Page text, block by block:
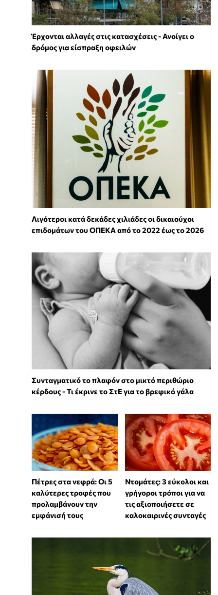
Έρχονται αλλαγές στις κατασχέσεις - Ανοίγει ο
δρόμος για είσπραξη οφειλών
Λιγότεροι κατά δεκάδες χιλιάδες οι δικαιούχοι
επιδομάτων του ΟΠΕΚΑ από το 2022 έως το 2026
Συνταγματικό το πλαφόν στο μικτό περιθώριο
κέρδους - Τι έκρινε το ΣτΕ για το βρεφικό γάλα
Πέτρες στα νεφρά: Οι 5
καλύτερες τροφές που
προλαμβάνουν την
εμφάνισή τους
Ντομάτες: 3 εύκολοι και
γρήγοροι τρόποι για να
τις αξιοποιήσετε σε
καλοκαιρινές συνταγές